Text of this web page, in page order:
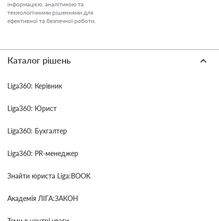
інформацією, аналітикою та
технологічними рішеннями для
ефективної та безпечної роботи.
Каталог рішень
Liga360: Керівник
Liga360: Юрист
Liga360: Бухгалтер
Liga360: PR-менеджер
Знайти юриста Liga:BOOK
Академія ЛІГА:ЗАКОН